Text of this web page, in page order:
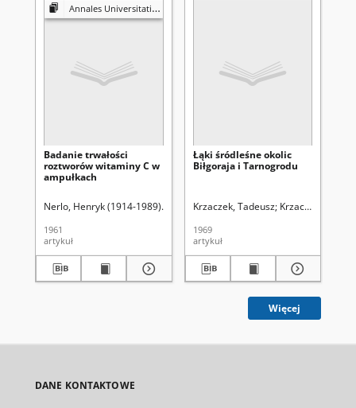
Annales Universitatis Mariae Curie-Skłodowska. Sectio D, Medicina
Badanie trwałości
roztworów witaminy C w
ampułkach
Nerlo, Henryk (1914-1989) Wieluńska, Zofia (farmacja) Siekierko,
1961
artykuł
Łąki śródleśne okolic
Biłgoraja i Tarnogrodu
Krzaczek, Tadeusz Krzaczek,
1969
artykuł
Więcej
DANE KONTAKTOWE